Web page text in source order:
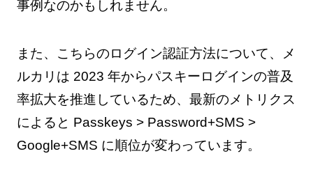
事例なのかもしれません。
また、こちらのログイン認証方法について、メ
ルカリは 2023 年からパスキーログインの普及
率拡大を推進しているため、最新のメトリクス
によると Passkeys > Password+SMS >
Google+SMS に順位が変わっています。